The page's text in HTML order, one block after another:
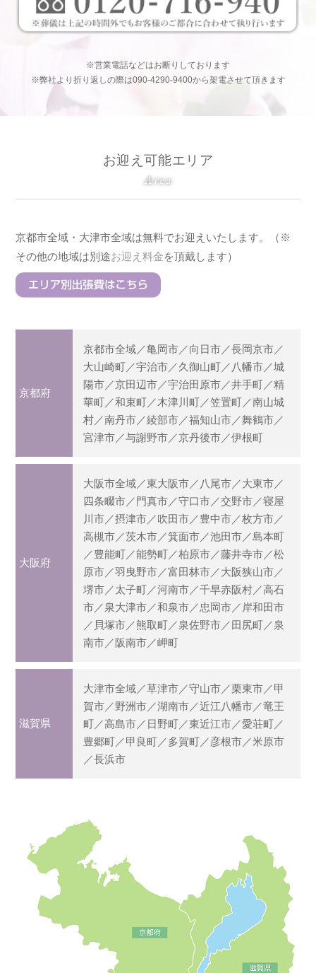
※営業電話などはお断りしております
※弊社より折り返しの際は090-4290-9400から架電させて頂きます
お迎え可能エリア
Area
京都市全域・大津市全域は無料でお迎えいたします。（※
その他の地域は別途お迎え料金を頂戴します）
京都府
京都市全域／亀岡市／向日市／長岡京市／
大山崎町／宇治市／久御山町／八幡市／城
陽市／京田辺市／宇治田原市／井手町／精
華町／和束町／木津川町／笠置町／南山城
村／南丹市／綾部市／福知山市／舞鶴市／
宮津市／与謝野市／京丹後市／伊根町
大阪府
大阪市全域／東大阪市／八尾市／大東市／
四条畷市／門真市／守口市／交野市／寝屋
川市／摂津市／吹田市／豊中市／枚方市／
高槻市／茨木市／箕面市／池田市／島本町
／豊能町／能勢町／柏原市／藤井寺市／松
原市／羽曳野市／富田林市／大阪狭山市／
堺市／太子町／河南市／千早赤阪村／高石
市／泉大津市／和泉市／忠岡市／岸和田市
／貝塚市／熊取町／泉佐野市／田尻町／泉
南市／阪南市／岬町
滋賀県
大津市全域／草津市／守山市／栗東市／甲
賀市／野洲市／湖南市／近江八幡市／竜王
町／高島市／日野町／東近江市／愛荘町／
豊郷町／甲良町／多賀町／彦根市／米原市
／長浜市